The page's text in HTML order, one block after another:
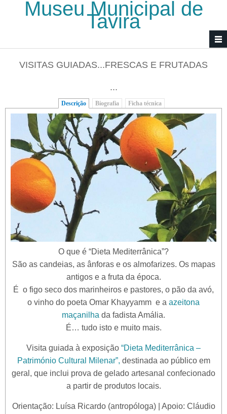
Passar para o conteúdo principal
Museu Municipal de
Tavira
VISITAS GUIADAS...FRESCAS E FRUTADAS
...
Descrição (separador ativo)
Biografia Ficha técnica
O que é “Dieta Mediterrânica”?
São as candeias, as ânforas e os almofarizes. Os mapas
antigos e a fruta da época.
É o figo seco dos marinheiros e pastores, o pão da avó,
o vinho do poeta Omar Khayyamm e a azeitona
maçanilha da fadista Amália.
É… tudo isto e muito mais.
Visita guiada à exposição “Dieta Mediterrânica –
Património Cultural Milenar”, destinada ao público em
geral, que inclui prova de gelado artesanal confecionado
a partir de produtos locais.
Orientação: Luísa Ricardo (antropóloga) | Apoio: Cláudio